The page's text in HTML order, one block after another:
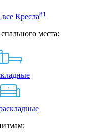
Кресла81
места: